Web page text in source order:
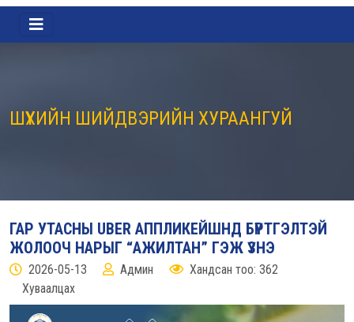
ШҮҮХИЙН ШИЙДВЭРИЙН ХУРААНГУЙ
ГАР УТАСНЫ UBER АППЛИКЕЙШНД БҮРТГЭЛТЭЙ
ЖОЛООЧ НАРЫГ “АЖИЛТАН” ГЭЖ ҮЗНЭ
2026-05-13 Админ
Хандсан тоо: 362
Хуваалцах